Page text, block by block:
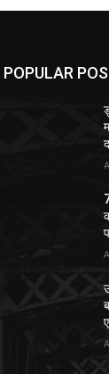
POPULAR